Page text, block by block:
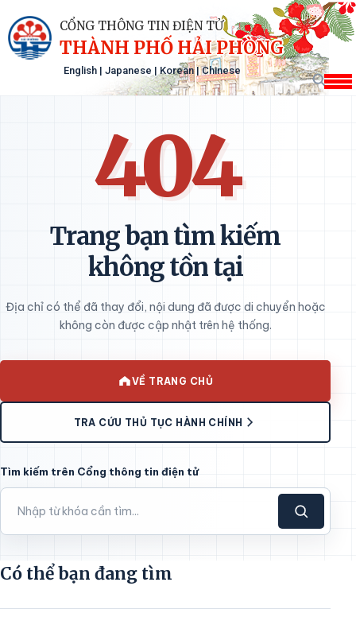
CỔNG THÔNG TIN ĐIỆN TỬ
THÀNH PHỐ HẢI PHÒNG
English | Japanese | Korean|Chinese
404
Trang bạn tìm kiếm
không tồn tại
Địa chỉ có thể đã thay đổi, nội dung đã được di chuyển hoặc
không còn được cập nhật trên hệ thống.
VỀ TRANG CHỦ
TRA CỨU THỦ TỤC HÀNH CHÍNH
Tìm kiếm trên Cổng thông tin điện tử
Có thể bạn đang tìm